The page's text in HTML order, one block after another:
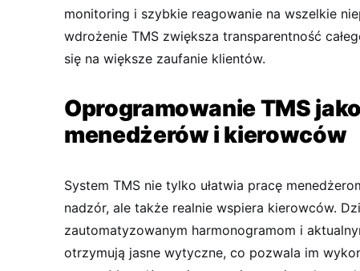
monitoring i szybkie reagowanie na wszelkie
wdrożenie TMS zwiększa transparentność
się na większe zaufanie klientów.
Oprogramowanie TMS
menedżerów i kierowców
System TMS nie tylko ułatwia pracę
nadzór, ale także realnie wspiera kierowców.
zautomatyzowanym harmonogramom i
otrzymują jasne wytyczne, co pozwala im